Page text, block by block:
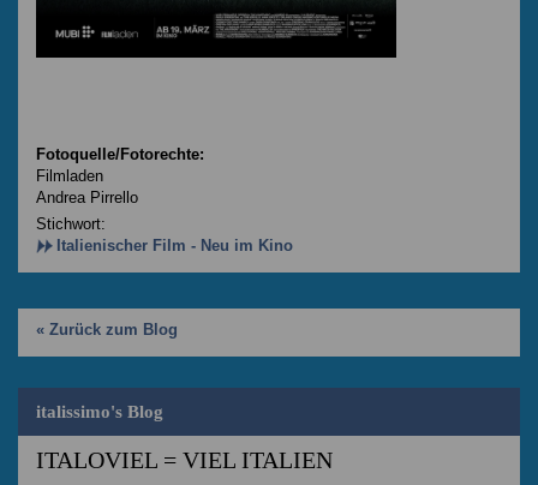
Fotoquelle/Fotorechte:
Filmladen
Andrea Pirrello
Stichwort:
Italienischer Film - Neu im Kino
« Zurück zum Blog
italissimo's Blog
ITALOVIEL = VIEL ITALIEN